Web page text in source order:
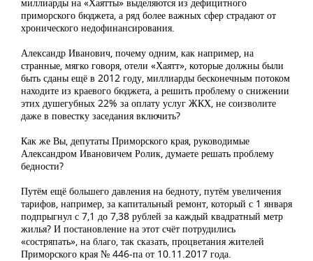
приморского бюджета, а ряд более важных сфер страдают от
хронического недофинансирования.
Александр Иванович, почему одним, как например, на
странные, мягко говоря, отели «Хаятт», которые должны были
быть сданы ещё в 2012 году, миллиарды бесконечным потоком
находите из краевого бюджета, а решить проблему о снижении
этих душегубных 22% за оплату услуг ЖКХ, не соизволите
даже в повестку заседания включить?
Как же Вы, депутаты Приморского края, руководимые
Александром Ивановичем Ролик, думаете решать проблему
бедности?
Путём ещё большего давления на бедноту, путём увеличения
тарифов, например, за капитальный ремонт, который с 1 января
подпрыгнул с 7,1 до 7,38 рублей за каждый квадратный метр
жилья? И постановление на этот счёт потрудились
«состряпать», на благо, так сказать, процветания жителей
Приморского края № 446-па от 10.11.2017 года.